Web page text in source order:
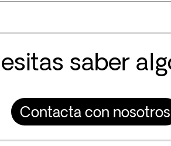
saber
Contacta con nosotros